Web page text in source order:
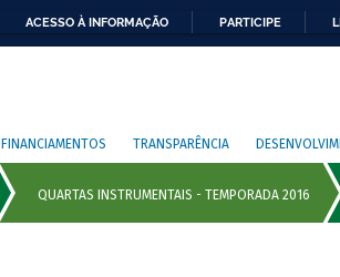
ACESSO À INFORMAÇÃO PARTICIPE
FINANCIAMENTOS TRANSPARÊNCIA